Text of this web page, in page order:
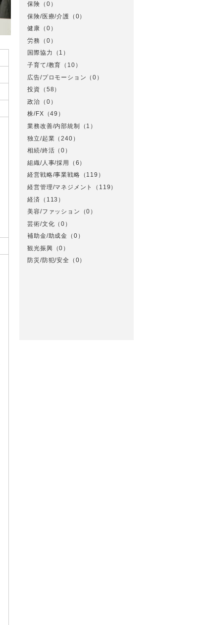
保険 （0）
保険/医療/介護 （0）
健康 （0）
労務
（0）
国際協力
（1）
子育て/教育 （10）
広告/プロモーション （0）
投資 （58）
政治 （0）
株/FX （49）
業務改善/内部統制
（1）
独立/起業 （240）
相続/終活 （0）
組織/人事/採用
（6）
経営戦略/事業戦略 （119）
経営管理/マネジメント
（119）
経済 （113）
美容/ファッション
（0）
芸術/文化 （0）
補助金/助成金 （0）
観光振興 （0）
防災/防犯/安全
（0）